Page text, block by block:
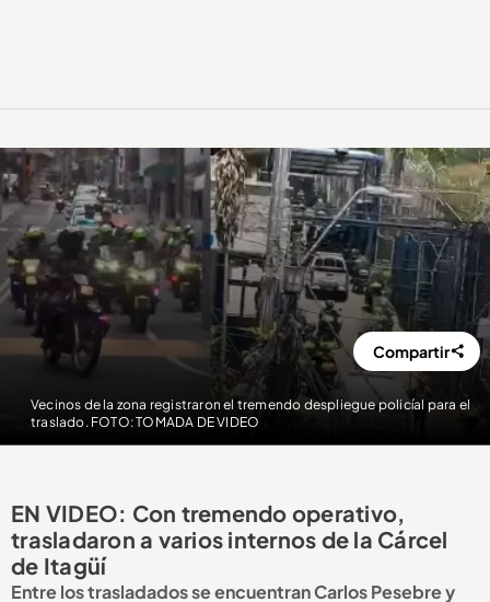
Vecinos de la zona registraron el tremendo despliegue policíal para el
traslado. FOTO: TOMADA DE VIDEO
Compartir
EN VIDEO: Con tremendo operativo,
trasladaron a varios internos de la Cárcel
de Itagüí
Entre los trasladados se encuentran Carlos Pesebre y